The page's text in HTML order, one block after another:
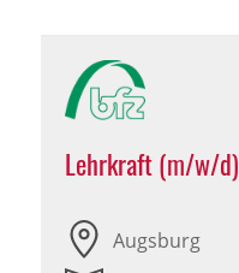
Lehrkraft (m/w/d)
Augsburg